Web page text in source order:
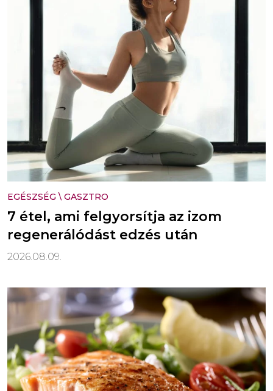
EGÉSZSÉG \ GASZTRO
7 étel, ami felgyorsítja az izom
regenerálódást edzés után
2026.08.09.